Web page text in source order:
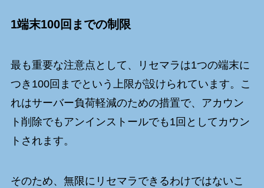
1端末100回までの制限
最も重要な注意点として、リセマラは1つの端末に
つき100回までという上限が設けられています。こ
れはサーバー負荷軽減のための措置で、アカウン
ト削除でもアンインストールでも1回としてカウン
トされます。
そのため、無限にリセマラできるわけではないこ